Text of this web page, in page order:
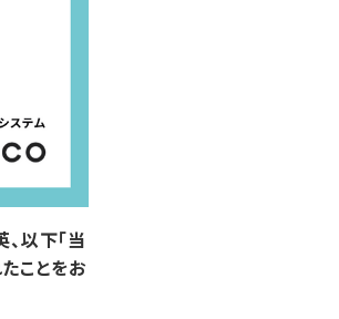
以下「当
ことをお